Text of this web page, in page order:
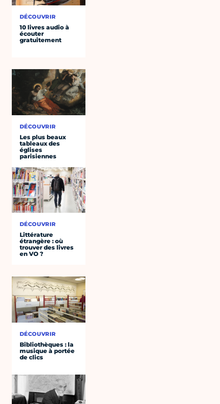
DÉCOUVRIR
10 livres audio à
écouter
gratuitement
DÉCOUVRIR
Les plus beaux
tableaux des
églises
parisiennes
DÉCOUVRIR
Littérature
étrangère : où
trouver des livres
en VO ?
DÉCOUVRIR
Bibliothèques : la
musique à portée
de clics